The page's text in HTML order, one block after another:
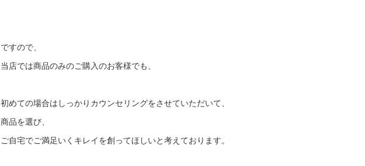
ですので、
当店では商品のみのご購入のお客様でも、
初めての場合はしっかりカウンセリングをさせていただいて、
商品を選び、
ご自宅でご満足いくキレイを創ってほしいと考えております。